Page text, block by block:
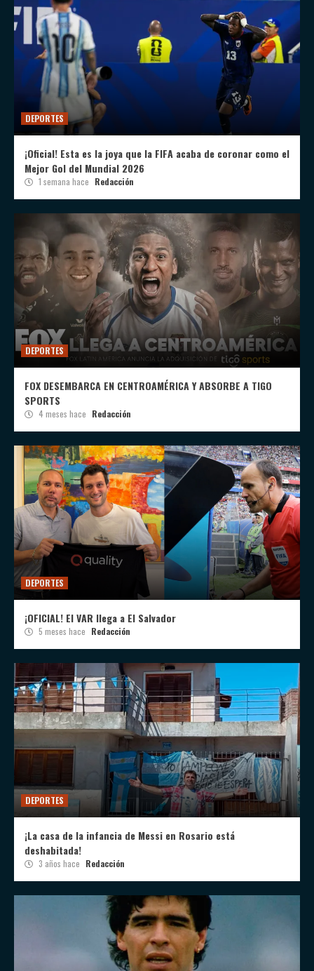
DEPORTES
¡Oficial! Esta es la joya que la FIFA acaba de coronar como el
Mejor Gol del Mundial 2026
1 semana hace Redacción
DEPORTES
FOX DESEMBARCA EN CENTROAMÉRICA Y ABSORBE A TIGO
SPORTS
4 meses hace Redacción
DEPORTES
¡OFICIAL! El VAR llega a El Salvador
5 meses hace Redacción
DEPORTES
¡La casa de la infancia de Messi en Rosario está
deshabitada!
3 años hace Redacción